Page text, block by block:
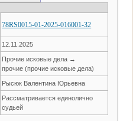
78RS0015-01-2025-016001-32
12.11.2025
Прочие исковые дела →
прочие (прочие исковые дела)
Рысюк Валентина Юрьевна
Рассматривается единолично
судьей